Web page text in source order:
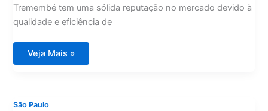
Tremembé tem uma sólida reputação no mercado devido à
qualidade e eficiência de
Elettromec
Assistência
Veja Mais »
São Paulo